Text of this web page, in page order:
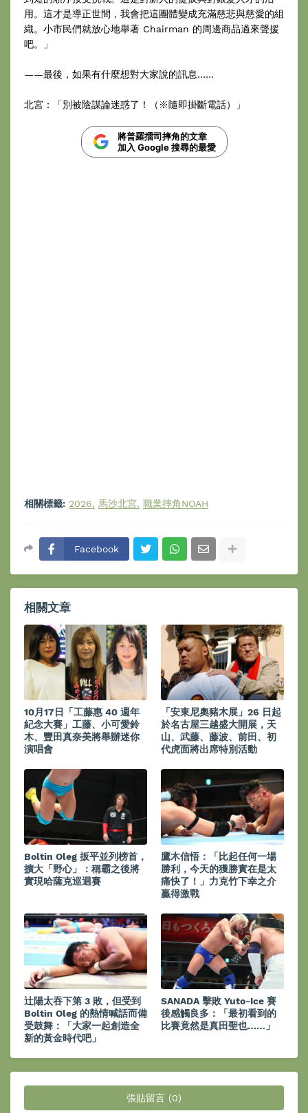
用。這才是導正世間，我會把這團體變成充滿慈悲與慈愛的組
織。小市民們就放心地舉著 Chairman 的周邊商品過來聲援
吧。」
——最後，如果有什麼想對大家說的訊息……
北宮：「別被陰謀論迷惑了！（※隨即掛斷電話）」
將普羅擂司摔角的文章
加入 Google 搜尋的最愛
相關標籤: 2026 馬沙北宮 職業摔角NOAH
Facebook
相關文章
10月17日「工藤惠 40 週年
紀念大賽」工藤、小可愛鈴
木、豐田真奈美將舉辦迷你
演唱會
「安東尼奧豬木展」26 日起
於名古屋三越盛大開展，天
山、武藤、藤波、前田、初
代虎面將出席特別活動
Boltin Oleg 扳平並列榜首，
擴大「野心」：稱霸之後將
實現哈薩克巡迴賽
鷹木信悟：「比起任何一場
勝利，今天的獲勝實在是太
痛快了！」力克竹下幸之介
贏得激戰
辻陽太吞下第 3 敗，但受到
Boltin Oleg 的熱情喊話而備
受鼓舞：「大家一起創造全
新的黃金時代吧」
SANADA 擊敗 Yuto-Ice 賽
後感觸良多：「最初看到的
比賽竟然是真田聖也……」
張貼留言 (0)